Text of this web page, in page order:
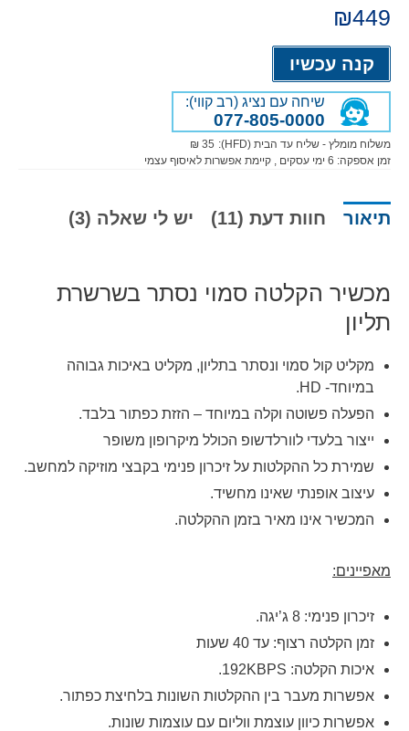
המחיר
המקורי
היה:
₪559.
₪449
קנה עכשיו
שיחה עם נציג (רב קווי):
077-805-0000
משלוח מומלץ - שליח עד הבית (HFD):
35 ₪
זמן אספקה: 6 ימי עסקים , קיימת אפשרות לאיסוף עצמי
תיאור חוות דעת (11) יש לי שאלה (3)
מכשיר הקלטה סמוי נסתר בשרשרת
תליון
מקליט קול סמוי ונסתר בתליון, מקליט באיכות גבוהה
במיוחד- HD.
הפעלה פשוטה וקלה במיוחד – הזזת כפתור בלבד.
ייצור בלעדי לוורלדשופ הכולל מיקרופון משופר
שמירת כל ההקלטות על זיכרון פנימי בקבצי מוזיקה למחשב.
עיצוב אופנתי שאינו מחשיד.
המכשיר אינו מאיר בזמן ההקלטה.
מאפיינים:
זיכרון פנימי: 8 ג’יגה.
זמן הקלטה רצוף: עד 40 שעות
איכות הקלטה: 192KBPS.
אפשרות מעבר בין ההקלטות השונות בלחיצת כפתור.
אפשרות כיוון עוצמת ווליום עם עוצמות שונות.